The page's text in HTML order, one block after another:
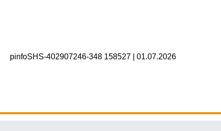
pinfoSHS-402907246-348 158527 01.07.2026